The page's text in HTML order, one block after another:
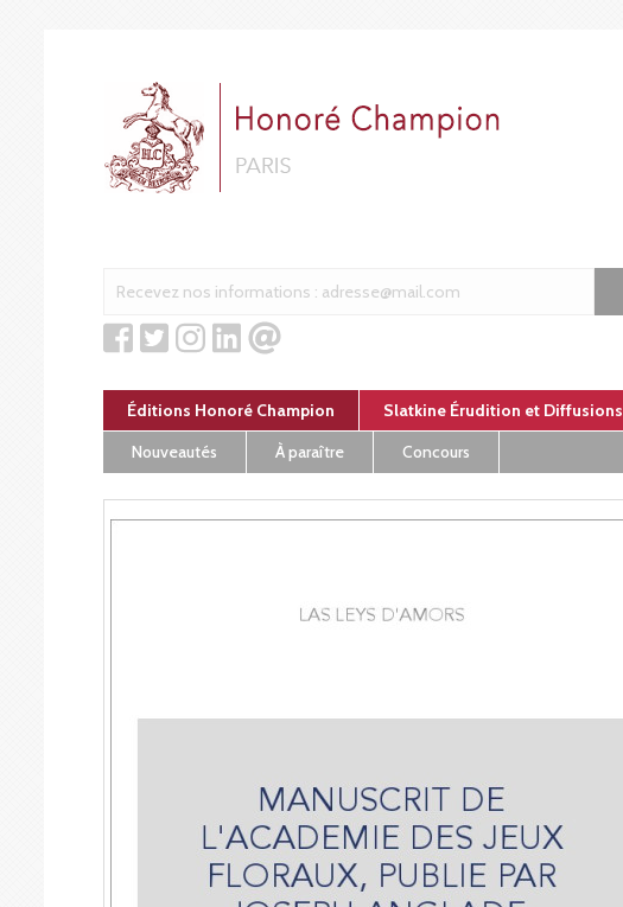
Éditions Honoré Champion Slatkine Érudition et Diffusions
Nouveautés
À paraître Concours